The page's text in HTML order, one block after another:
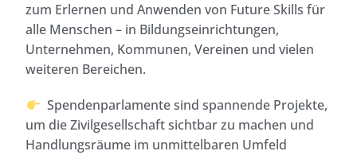
zum Erlernen und Anwenden von Future Skills für
alle Menschen – in Bildungseinrichtungen,
Unternehmen, Kommunen, Vereinen und vielen
weiteren Bereichen.
Spendenparlamente sind spannende Projekte,
um die Zivilgesellschaft sichtbar zu machen und
Handlungsräume im unmittelbaren Umfeld